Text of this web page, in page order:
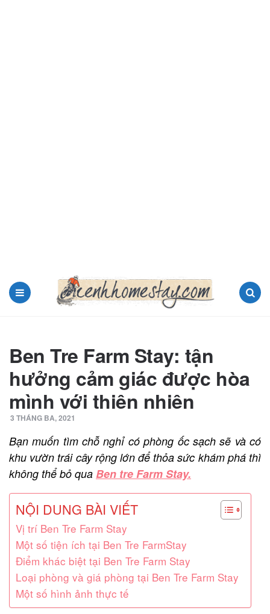
Ben Tre Farm Stay: tận
hưởng cảm giác được hòa
mình với thiên nhiên
3 THÁNG BA, 2021
Bạn muốn tìm chỗ nghỉ có phòng ốc sạch sẽ và có
khu vườn trái cây rộng lớn để thỏa sức khám phá thì
không thể bỏ qua Ben tre Farm Stay.
NỘI DUNG BÀI VIẾT
Vị trí Ben Tre Farm Stay
Một số tiện ích tại Ben Tre FarmStay
Điểm khác biệt tại Ben Tre Farm Stay
Loại phòng và giá phòng tại Ben Tre Farm Stay
Một số hình ảnh thực tế